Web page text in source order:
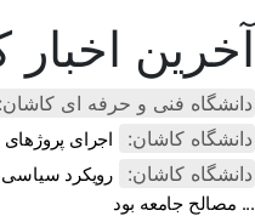
آخرین
دانشگاه فنی و حرفه ای کاشان:
دانشگاه کاشان: اجرای
دانشگاه کاشان:
رویکرد سیاسی
مصالح جامعه بود ...